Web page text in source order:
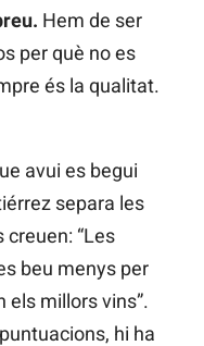
Hem de ser
per què no es
és la qualitat.
avui es begui
separa les
“Les
beu menys per
els millors vins”.
hi ha